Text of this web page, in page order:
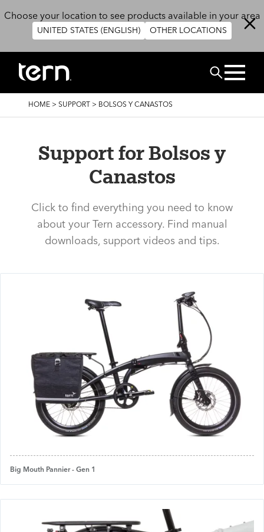
Choose your location to see products available in your area
UNITED STATES (ENGLISH) OTHER LOCATIONS
BUSCAR
BREADCRUMB
HOME > SUPPORT > BOLSOS Y CANASTOS
Support for Bolsos y
Canastos
Click to find everything you need to know
about your Tern accessory. Find manual
downloads, support videos and tips.
Big Mouth Pannier - Gen 1